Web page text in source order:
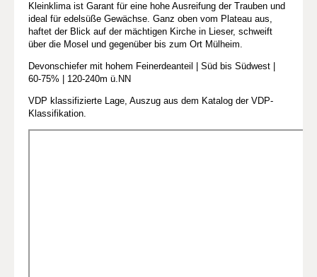
Kleinklima ist Garant für eine hohe Ausreifung der Trauben und
ideal für edelsüße Gewächse. Ganz oben vom Plateau aus,
haftet der Blick auf der mächtigen Kirche in Lieser, schweift
über die Mosel und gegenüber bis zum Ort Mülheim.
Devonschiefer mit hohem Feinerdeanteil | Süd bis Südwest |
60-75% | 120-240m ü.NN
VDP klassifizierte Lage, Auszug aus dem Katalog der VDP-
Klassifikation.